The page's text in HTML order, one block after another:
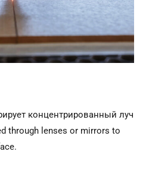
концентрированный луч
through lenses or mirrors to
.